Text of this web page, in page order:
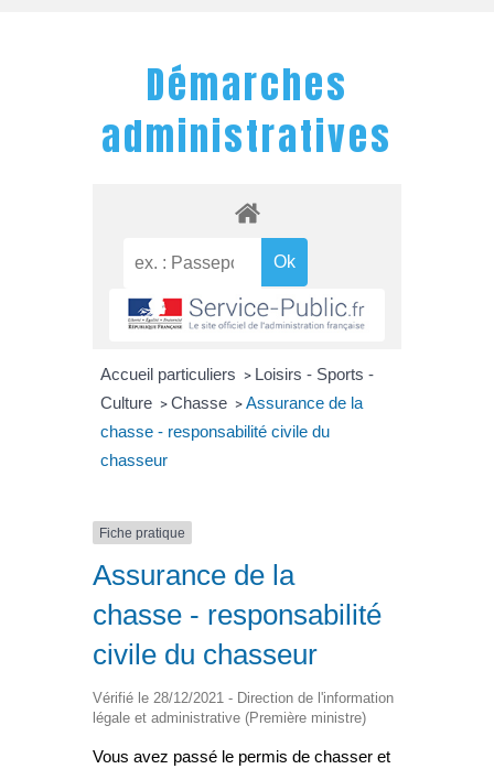
Démarches
administratives
Accueil particuliers > Loisirs - Sports -
Culture > Chasse > Assurance de la
chasse - responsabilité civile du
chasseur
Fiche pratique
Assurance de la
chasse - responsabilité
civile du chasseur
Vérifié le 28/12/2021 - Direction de l'information
légale et administrative (Première ministre)
Vous avez passé le permis de chasser et